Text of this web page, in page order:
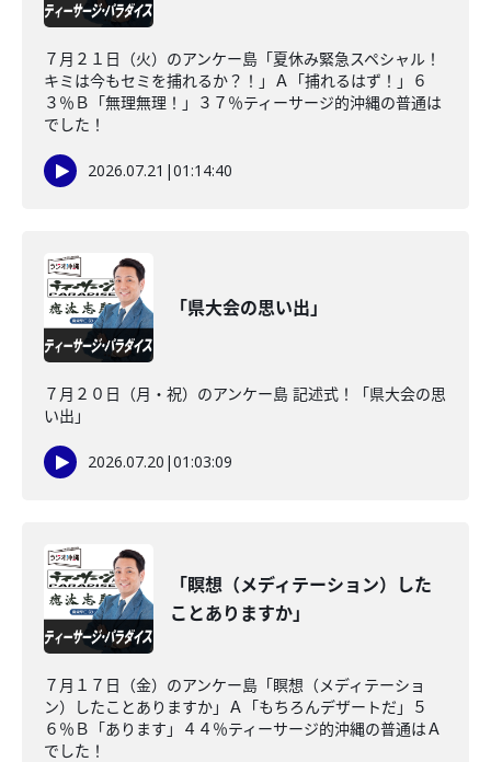
７月２１日（火）のアンケー島「夏休み緊急スペシャル！
キミは今もセミを捕れるか？！」Ａ「捕れるはず！」６
３％Ｂ「無理無理！」３７％ティーサージ的沖縄の普通は
でした！
2026.07.21 |01:14:40
「県大会の思い出」
７月２０日（月・祝）のアンケー島 記述式！「県大会の思
い出」
2026.07.20 |01:03:09
「瞑想（メディテーション）した
ことありますか」
７月１７日（金）のアンケー島「瞑想（メディテーショ
ン）したことありますか」Ａ「もちろんデザートだ」５
６％Ｂ「あります」４４％ティーサージ的沖縄の普通はＡ
でした！